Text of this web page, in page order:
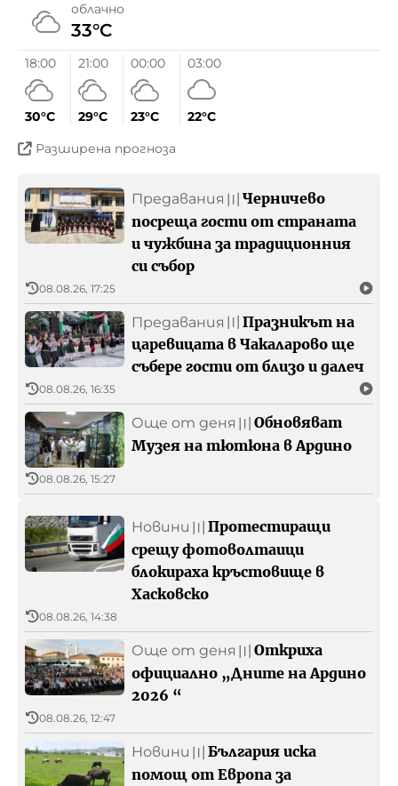
Реклама
Контакти
БНР
Детското.БНР
облачно
33°C
18:00
30°C
21:00
29°C
00:00
23°C
03:00
22°C
Разширена прогноза
Предавания 〣 Черничево
посреща гости от страната
и чужбина за традиционния
си събор
08.08.26, 17:25
Предавания 〣 Празникът на
царевицата в Чакаларово ще
събере гости от близо и далеч
08.08.26, 16:35
Още от деня 〣 Обновяват
Музея на тютюна в Ардино
08.08.26, 15:27
Новини 〣 Протестиращи
срещу фотоволтаици
блокираха кръстовище в
Хасковско
08.08.26, 14:38
Още от деня 〣 Откриха
официално „Дните на Ардино
2026 “
08.08.26, 12:47
Новини 〣 България иска
помощ от Европа за